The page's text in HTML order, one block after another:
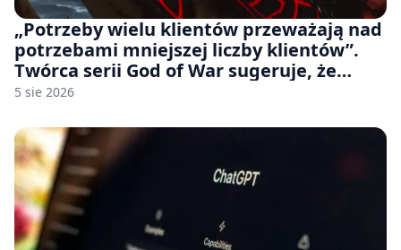
„Potrzeby wielu klientów przeważają nad
potrzebami mniejszej liczby klientów”.
Twórca serii God of War sugeruje, że
rozumie, dlaczego Sony rezygnuje z gier
5 sie 2026